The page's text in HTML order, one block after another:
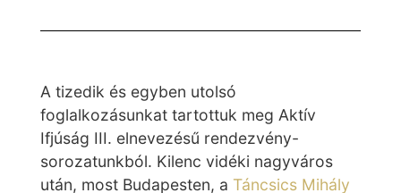
A tizedik és egyben utolsó
foglalkozásunkat tartottuk meg Aktív
Ifjúság III. elnevezésű rendezvény-
sorozatunkból. Kilenc vidéki nagyváros
után, most Budapesten, a Táncsics Mihály